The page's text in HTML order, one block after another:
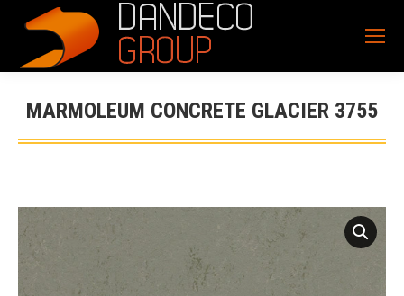
MARMOLEUM CONCRETE GLACIER 3755